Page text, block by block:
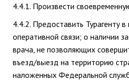
4.4.1. Произвести
4.4.2. Предоставить
оперативной связи; о наличии
врача, не позволяющих
въезд/выезд на территорию
наложенных Федеральной